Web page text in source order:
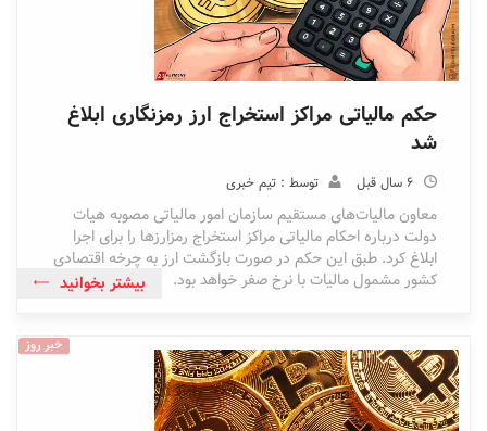
حکم مالیاتی مراکز استخراج ارز رمزنگاری ابلاغ
شد
6 سال قبل توسط : تیم خبری
معاون مالیات‌های مستقیم سازمان امور مالیاتی مصوبه هیات
دولت درباره احکام مالیاتی مراکز استخراج رمزارزها را برای اجرا
ابلاغ کرد. طبق این حکم در صورت بازگشت ارز به چرخه اقتصادی
کشور مشمول مالیات با نرخ صفر خواهد بود.
بیشتر بخوانید
خبر روز